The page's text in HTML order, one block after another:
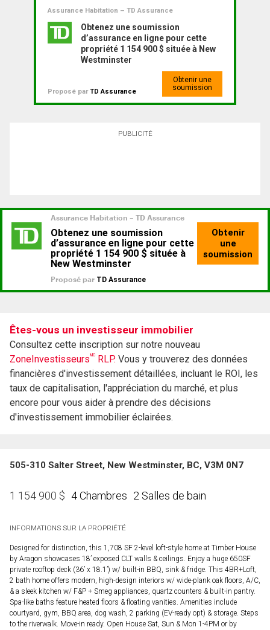
Assurance Habitation – TD Assurance
Obtenez une soumission
d’assurance en ligne pour cette
propriété 1 154 900 $ située à New
Westminster
Proposé parTD Assurance
Obtenir une
soumission
PUBLICITÉ
Êtes-vous un investisseur immobilier
Consultez cette inscription sur notre nouveau
ZoneInvestisseursMC RLP. Vous y trouverez des données
financières d'investissement détaillées, incluant le ROI, les
taux de capitalisation, l'appréciation du marché, et plus
encore pour vous aider à prendre des décisions
d'investissement immobilier éclairées.
505-310 Salter Street, New Westminster, BC, V3M 0N7
1 154 900 $ 4 Chambres 2 Salles de bain
INFORMATIONS SUR LA PROPRIÉTÉ
Designed for distinction, this 1,708 SF 2-level loft-style home at Timber House
by Aragon showcases 18’ exposed CLT walls & ceilings. Enjoy a huge 650SF
private rooftop deck (36’ x 18.1’) w/ built-in BBQ, sink & fridge. This 4BR+Loft,
2 bath home offers modern, high-design interiors w/ wide-plank oak floors, A/C,
& a sleek kitchen w/ F&P + Smeg appliances, quartz counters & built-in pantry.
Spa-like baths feature heated floors & floating vanities. Amenities include
courtyard, gym, BBQ area, dog wash, 2 parking (EV-ready opt) & storage. Steps
to the riverwalk. Move-in ready. Open House Sat, Sun & Mon 1-4PM or by